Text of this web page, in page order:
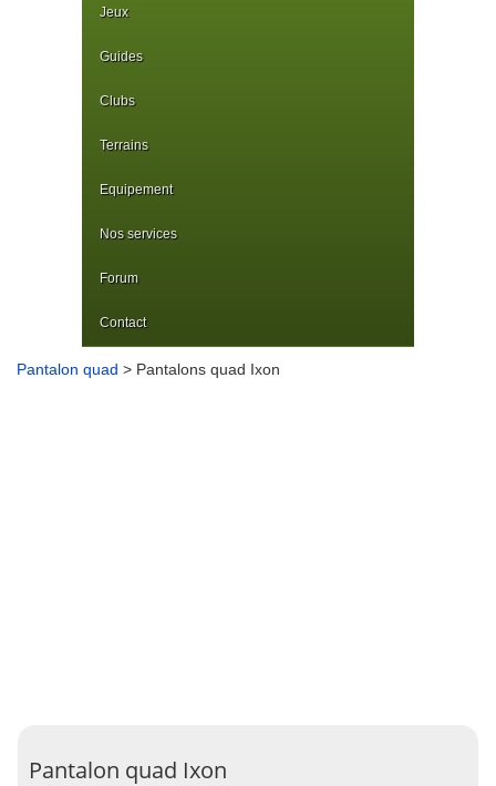
Jeux
Guides
Clubs
Terrains
Equipement
Nos services
Forum
Contact
Pantalon quad > Pantalons quad Ixon
Pantalon quad Ixon